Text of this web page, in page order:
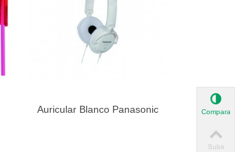
Vista rápida
Auricular Blanco Panasonic Comparar
Subir